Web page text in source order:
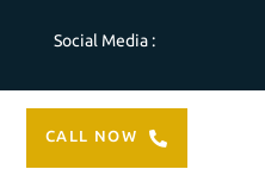
Social Media :
CALL NOW